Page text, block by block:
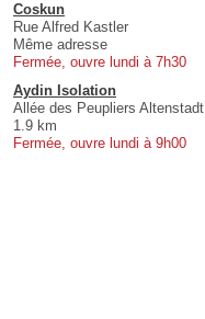
Coskun
Rue Alfred Kastler
Même adresse
Fermée, ouvre lundi à 7h30
Aydin Isolation
Allée des Peupliers Altenstadt
1.9 km
Fermée, ouvre lundi à 9h00